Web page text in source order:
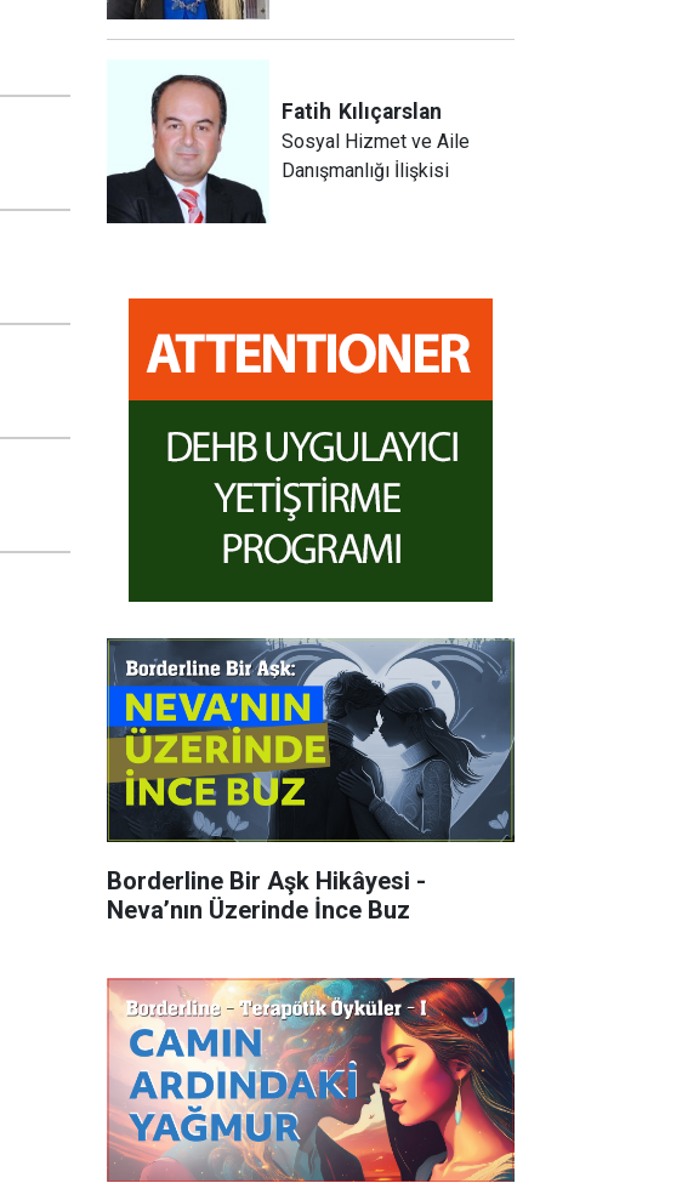
Fatih Kılıçarslan
Sosyal Hizmet ve Aile
Danışmanlığı İlişkisi
Borderline Bir Aşk Hikâyesi -
Neva’nın Üzerinde İnce Buz